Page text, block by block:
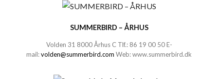
SUMMERBIRD – ÅRHUS
Volden 31 8000 Århus C Tlf.: 86 19 00 50E-
mail:volden@summerbird.com Web:www.summerbird.dk